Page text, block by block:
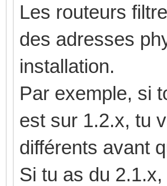
Les routeurs
des adresses
installation.
Par exemple, si
est sur 1.2.x, tu
différents avant
Si tu as du